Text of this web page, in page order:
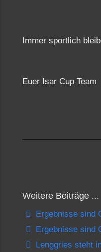
Immer sportlich
Euer Isar Cup Team
Weitere Beiträge ...
Ergebnisse sind
Ergebnisse sind
Lenggries steht